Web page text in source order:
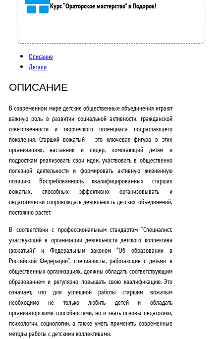
Курс “Ораторское мастерство” в Подарок!
Описание
Детали
ОПИСАНИЕ
В современном мире детские общественные объединения играют
важную роль в развитии социальной активности, гражданской
ответственности и творческого потенциала подрастающего
поколения. Старший вожатый – это ключевая фигура в этих
организациях, наставник и лидер, помогающий детям и
подросткам реализовать свои идеи, участвовать в общественно
полезной деятельности и формировать активную жизненную
позицию. Востребованность квалифицированных старших
вожатых, способных эффективно организовывать и
педагогически сопровождать деятельность детских объединений,
постоянно растет.
В соответствии с профессиональным стандартом “Специалист,
участвующий в организации деятельности детского коллектива
(вожатый)” и Федеральным законом “Об образовании в
Российской Федерации”, специалисты, работающие с детьми в
общественных организациях, должны обладать соответствующим
образованием и регулярно повышать свою квалификацию. Это
означает, что для успешной работы старшим вожатым
необходимо не только любить детей и обладать
организаторскими способностями, но и знать основы педагогики,
психологии, социологии, а также уметь применять современные
методы работы с детскими коллективами.